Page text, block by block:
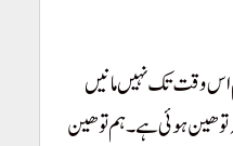
وقت تک نہیں مانیں
توھین ہوئی ہے۔ہم توھین